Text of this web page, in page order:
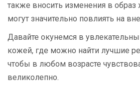
также вносить изменения в образ
могут значительно повлиять на
Давайте окунемся в
кожей, где можно найти лучшие
чтобы в любом возрасте
великолепно.